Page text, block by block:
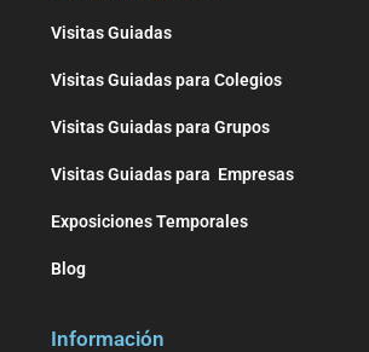
Visitas Guiadas
Visitas Guiadas para Colegios
Visitas Guiadas para Grupos
Visitas Guiadas para Empresas
Exposiciones Temporales
Blog
Información